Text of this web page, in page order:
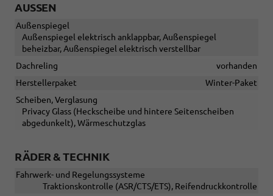
AUSSEN
Außenspiegel
Außenspiegel elektrisch anklappbar, Außenspiegel
beheizbar, Außenspiegel elektrisch verstellbar
Dachreling
vorhanden
Herstellerpaket
Winter-Paket
Scheiben, Verglasung
Privacy Glass (Heckscheibe und hintere Seitenscheiben
abgedunkelt), Wärmeschutzglas
RÄDER & TECHNIK
Fahrwerk- und Regelungssysteme
Traktionskontrolle (ASR/CTS/ETS), Reifendruckkontrolle